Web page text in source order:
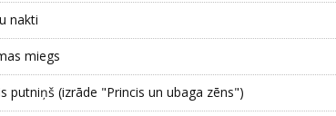
nakti
miegs
putniņš (izrāde "Princis un ubaga zēns")